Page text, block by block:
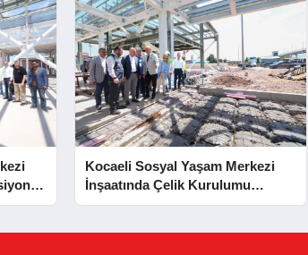
Kocaeli Sosyal Yaşam Merkezi
İnşaatında Çelik Kurulumu
Tamamlandı